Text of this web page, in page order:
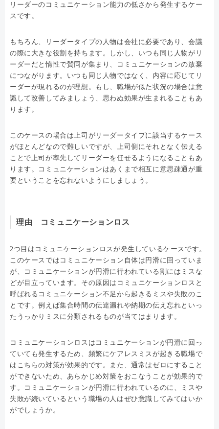
リーダーのコミュニケーション能力の低さから発生するケー
スです。
もちろん、リーダータイプの人物は会社に必要であり、会議
の際に大きな役割を持ちます。しかし、いつも同じ人物がリ
ーダーだと惰性で賛同が集まり、コミュニケーションの放棄
につながります。いつも同じ人物ではなく、内容に応じてリ
ーダーが現れるのが理想。もし、職場が似た状況の場合は意
識して改善してみましょう、思わぬ効果が生まれることもあ
ります。
このケースの場合は上司がリーダータイプに該当するケース
がほとんどなので難しいですが、上司側にそれとなく伝える
ことで上司が率先してリーダーを任せるようになることもあ
ります。コミュニケーションはあくまで相互に意思疎通が重
要ということを忘れないようにしましょう。
理由 コミュニケーションロス
2つ目はコミュニケーションロスが発生しているケースです。
このケースではコミュニケーション自体は円滑に回っていま
が、コミュニケーションが円滑に行われている割にはミスな
どが目立っています。その原因はコミュニケーションロスと
呼ばれるコミュニケーション不足から起きるミスや失敗のこ
とです。例えば集合時間の伝達漏れや納期の伝え忘れといっ
たうっかりミスに分類されるものが当てはまります。
コミュニケーションロスはコミュニケーションが円滑に回っ
ていても発生するため、頻繁にケアレスミスが起きる職場で
はこちらの対策が効果的です。また、通常はゼロにすること
ができないため、あらかじめ対策をおこなうことが効果的で
す。コミュニケーションが円滑に行われているのに、ミスや
失敗が続いているという職場の人はぜひ意識してみてはいか
がでしょうか。